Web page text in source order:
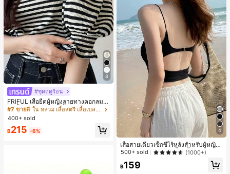
8
#ชุดฤดูร้อน
FRIFUL เสื้อยืดผู้หญิงลายทางคอกลมแ
ขนสั้นปลายแขนพับ เสื้อยืดกราฟิกฤดูร้
อน
#7 ขายดี
ใน หลวม เสื้อสตรี เสื้อเบลาส์ & Tee
400+ sold
฿215 -6% 4
เสื้อสายเดี่ยวเซ็กซี่ไร้หลังสำหรับผู้หญิง
พร้อมบราแบบมีฟองน้ำ, เสื้อกล้ามแขน
500+ sold (1000+)
฿159